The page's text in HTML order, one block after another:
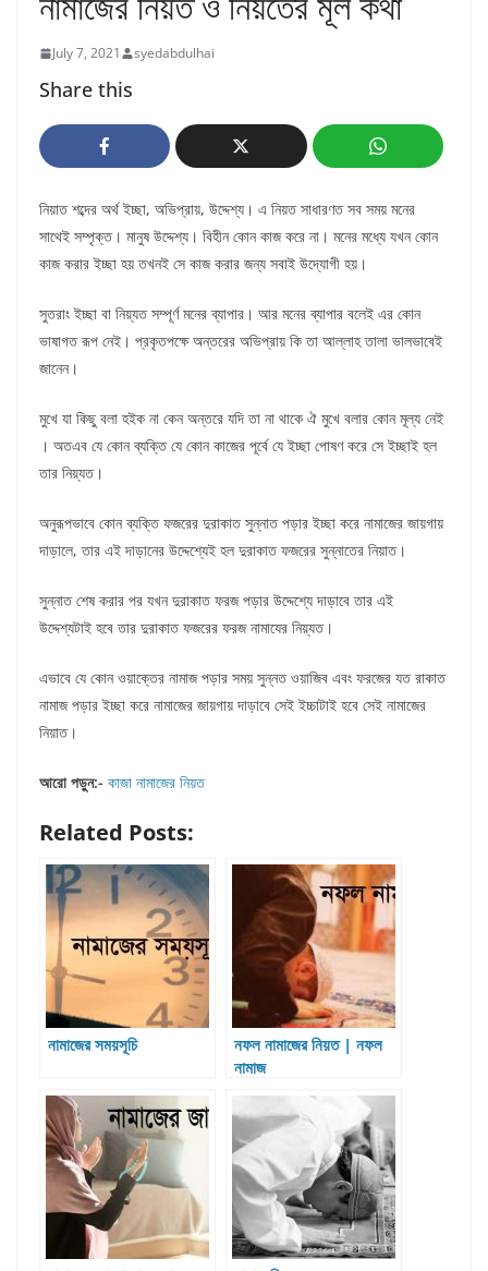
July 7, 2021 syedabdulhai
Share this
নিয়াত শব্দের অর্থ ইচ্ছা, অভিপ্রায়, উদ্দেশ্য। এ নিয়ত সাধারণত সব সময় মনের
সাথেই সম্পৃক্ত। মানুষ উদ্দেশ্য। বিহীন কোন কাজ করে না। মনের মধ্যে যখন কোন
কাজ করার ইচ্ছা হয় তখনই সে কাজ করার জন্য সবাই উদ্যোগী হয়।
সুতরাং ইচ্ছা বা নিয়্যত সম্পূর্ণ মনের ব্যাপার। আর মনের ব্যাপার বলেই এর কোন
ভাষাগত রূপ নেই। প্রকৃতপক্ষে অন্তরের অভিপ্রায় কি তা আল্লাহ তালা ভালভাবেই
জানেন।
মুখে যা কিছু বলা হইক না কেন অন্তরে যদি তা না থাকে ঐ মুখে বলার কোন মূল্য নেই
। অতএব যে কোন ব্যক্তি যে কোন কাজের পূর্বে যে ইচ্ছা পোষণ করে সে ইচ্ছাই হল
তার নিয়্যত।
অনুরূপভাবে কোন ব্যক্তি ফজরের দুরাকাত সুন্নাত পড়ার ইচ্ছা করে নামাজের জায়গায়
দাড়ালে, তার এই দাড়ানের উদ্দেশ্যেই হল দুরাকাত ফজরের সুন্নাতের নিয়াত।
সুন্নাত শেষ করার পর যখন দুরাকাত ফরজ পড়ার উদ্দেশ্যে দাড়াবে তার এই
উদ্দেশ্যটাই হবে তার দুরাকাত ফজরের ফরজ নামাযের নিয়্যত।
এভাবে যে কোন ওয়াক্তের নামাজ পড়ার সময় সুন্নত ওয়াজিব এবং ফরজের যত রাকাত
নামাজ পড়ার ইচ্ছা করে নামাজের জায়গায় দাড়াবে সেই ইচ্চাটাই হবে সেই নামাজের
নিয়াত।
আরো পড়ুন:- কাজা নামাজের নিয়ত
Related Posts:
নামাজের সময়সূচি
নফল নামাজের নিয়ত | নফল
নামাজ